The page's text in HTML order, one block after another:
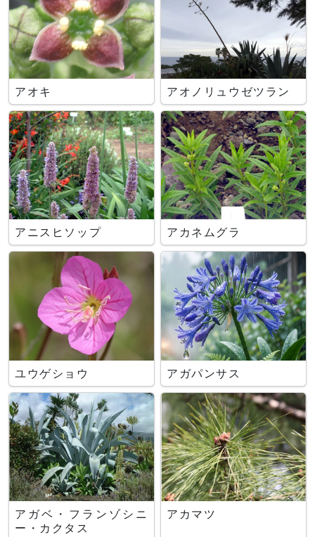
アオキ アオノリュウゼツラン
アニスヒソップ アカネムグラ
ユウゲショウ アガパンサス
アガベ・フランゾシニ
ー・カクタス
アカマツ